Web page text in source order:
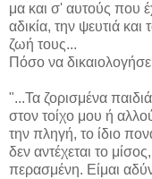
μα και σ' αυτούς που
αδικία, την ψευτιά
ζωή τους...
Πόσο να
"...Τα ζορισμένα
στον τοίχο μου ή
την πληγή, το ίδιο
δεν αντέχεται το
περασμένη. Είμαι